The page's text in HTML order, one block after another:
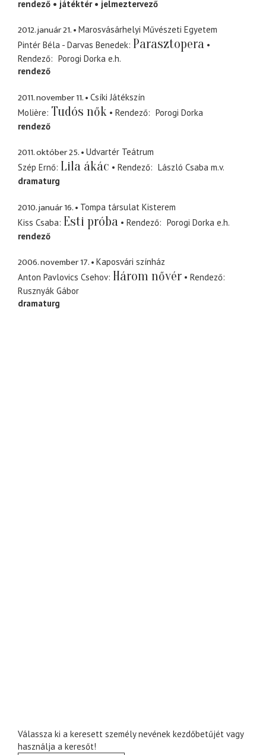
rendező
játéktér jelmeztervező
2012. január 21.
Marosvásárhelyi Művészeti Egyetem
Pintér Béla - Darvas Benedek Parasztopera
Rendező Porogi Dorka e.h.
rendező
2011. november 11.
Csíki Játékszín
Molière Tudós nők Rendező
Porogi Dorka
rendező
2011. október 25.
Udvartér Teátrum
Szép Ernő Lila ákác Rendező László Csaba m.v.
dramaturg
2010. január 16.
Tompa társulat Kisterem
Kiss Csaba Esti próba Rendező Porogi Dorka e.h.
rendező
2006. november 17.
Kaposvári színház
Anton Pavlovics Csehov Három nővér
Rendező
Rusznyák Gábor
dramaturg
Válassza ki a keresett személy nevének kezdőbetűjét vagy
használja a keresőt!